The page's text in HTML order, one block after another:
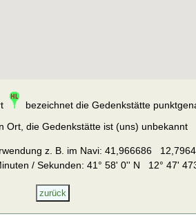
bezeichnet die Gedenkstätte
Ort, die Gedenkstätte ist (uns) unbekannt
z. B. im Navi: 41,966686
/ Sekunden: 41° 58' 0'' N 12° 47'